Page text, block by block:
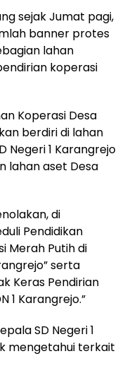
sejak Jumat pagi,
banner protes
lahan
koperasi
Koperasi Desa
berdiri di lahan
Negeri 1 Karangrejo
lahan aset Desa
di
Pendidikan
Merah Putih di
serta
Keras Pendirian
1 Karangrejo.”
SD Negeri 1
mengetahui terkait